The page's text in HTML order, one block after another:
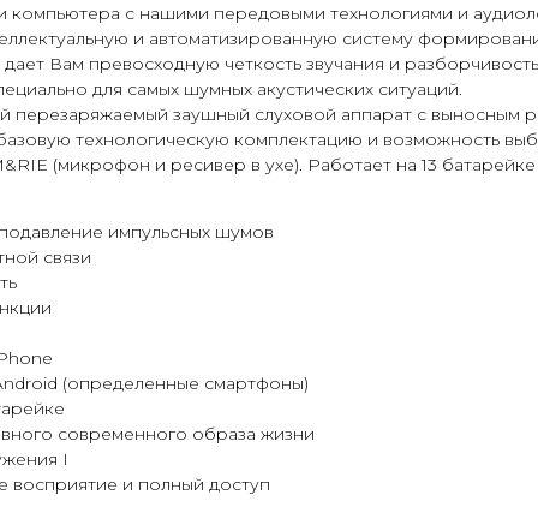
компьютера с нашими передовыми технологиями и
и автоматизированную систему
Вам превосходную четкость звучания и
для самых шумных акустических ситуаций.
заушный слуховой аппарат с выносным
технологическую комплектацию и возможность
(микрофон и ресивер в ухе). Работает на 13 батарейке
импульсных шумов
связи
(определенные смартфоны)
современного образа жизни
I
восприятие и полный доступ